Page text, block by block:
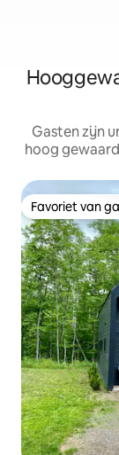
Gasten zijn
hoog
Favoriet van
Favoriet van